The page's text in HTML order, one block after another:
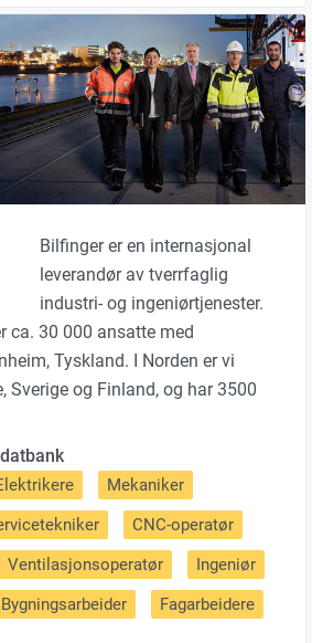
Bilfinger er en internasjonal
leverandør av tverrfaglig
industri- og ingeniørtjenester.
ca. 30 000 ansatte med
Tyskland. I Norden er vi
Sverige og Finland, og har 3500
Mekaniker
CNC-operatør
Ventilasjonsoperatør
Ingeniør
Bygningsarbeider Fagarbeidere